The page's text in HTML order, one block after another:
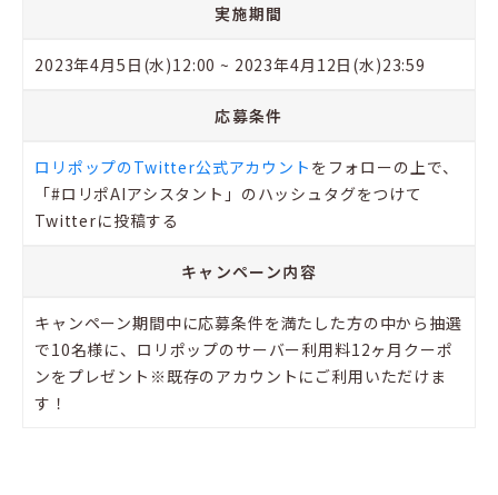
実施期間
2023年4月5日(水)12:00 ~ 2023年4月12日(水)23:59
応募条件
ロリポップのTwitter公式アカウント をフォローの上で、
「#ロリポAIアシスタント」のハッシュタグをつけて
Twitterに投稿する
キャンペーン内容
キャンペーン期間中に応募条件を満たした方の中から抽選
で10名様に、ロリポップのサーバー利用料12ヶ月クーポ
ンをプレゼント※既存のアカウントにご利用いただけま
す！